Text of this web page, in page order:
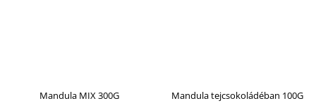
Mandula MIX 300G Mandula tejcsokoládéban 100G